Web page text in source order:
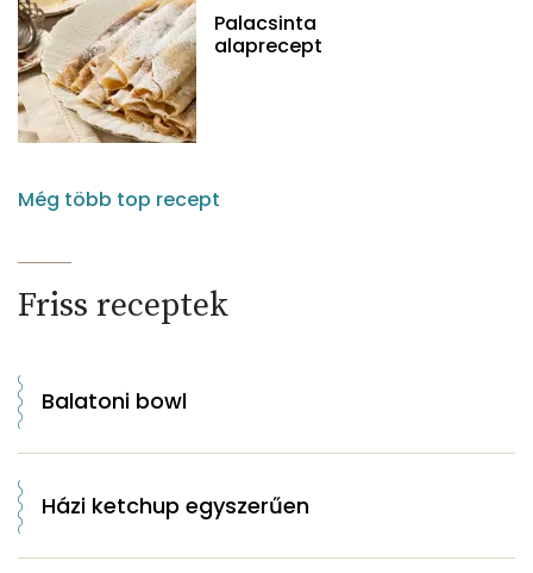
Palacsinta
alaprecept
Még több top recept
Friss receptek
Balatoni bowl
Házi ketchup egyszerűen